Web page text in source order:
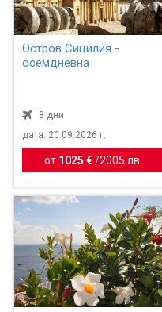
Остров Сицилия -
осемдневна
8 дни
дата: 20.09.2026 г.
от 1025 € /2005 лв.